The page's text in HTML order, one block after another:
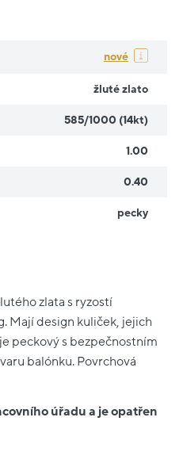
zlata s ryzostí
Mají design kuliček, jejich
peckový s bezpečnostním
balónku. Povrchová
úřadu a je opatřen
nové
žluté zlato
585/1000 (14kt)
1.00
0.40
pecky